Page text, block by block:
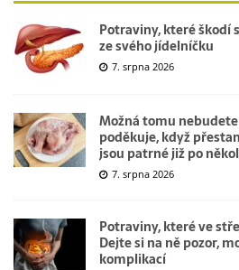
Potraviny, které škodí
ze svého jídelníčku
7. srpna 2026
Možná tomu
poděkuje, když
jsou patrné již po
7. srpna 2026
Potraviny, které ve
Dejte si na ně pozor,
komplikací